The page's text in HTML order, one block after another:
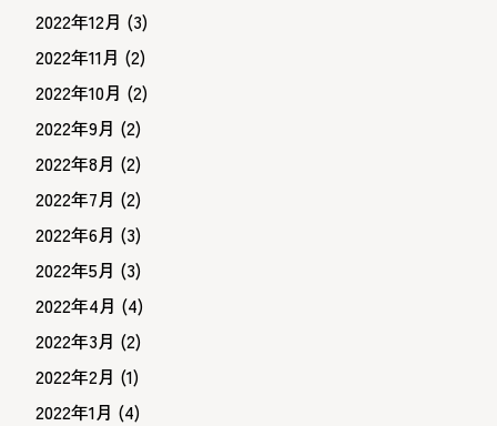
2022年12月 (3)
2022年11月 (2)
2022年10月 (2)
2022年9月 (2)
2022年8月 (2)
2022年7月 (2)
2022年6月 (3)
2022年5月 (3)
2022年4月 (4)
2022年3月 (2)
2022年2月 (1)
2022年1月 (4)